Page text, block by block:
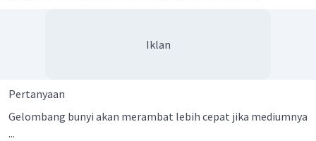
Iklan
Pertanyaan
Gelombang bunyi akan merambat lebih cepat jika mediumnya
...